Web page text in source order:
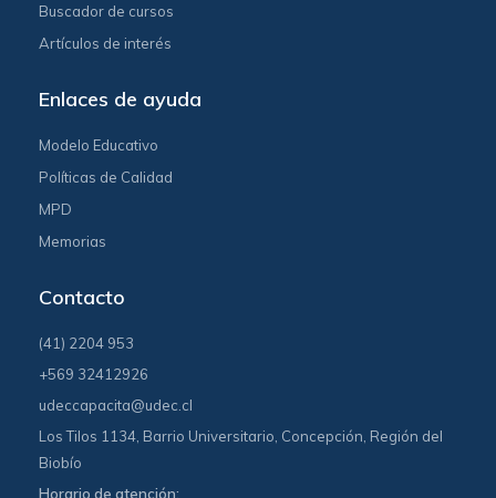
Buscador de cursos
Artículos de interés
Enlaces de ayuda
Modelo Educativo
Políticas de Calidad
MPD
Memorias
Contacto
(41) 2204 953
+569 32412926
udeccapacita@udec.cl
Los Tilos 1134, Barrio Universitario, Concepción, Región del
Biobío
Horario de atención: